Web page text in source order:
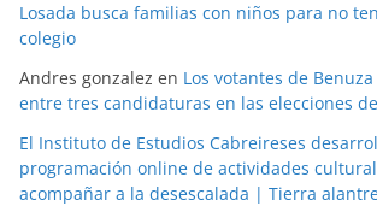
Losada busca familias con niños para no
colegio
Andres gonzalez en Los votantes de
entre tres candidaturas en las elecciones
El Instituto de Estudios Cabreireses
programación online de actividades
acompañar a la desescalada | Tierra